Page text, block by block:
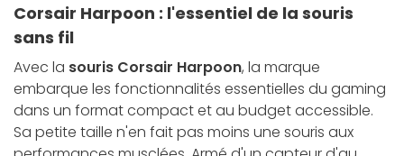
Corsair Harpoon : l'essentiel de la souris
sans fil
Avec la souris Corsair Harpoon, la marque
embarque les fonctionnalités essentielles du gaming
dans un format compact et au budget accessible.
Sa petite taille n'en fait pas moins une souris aux